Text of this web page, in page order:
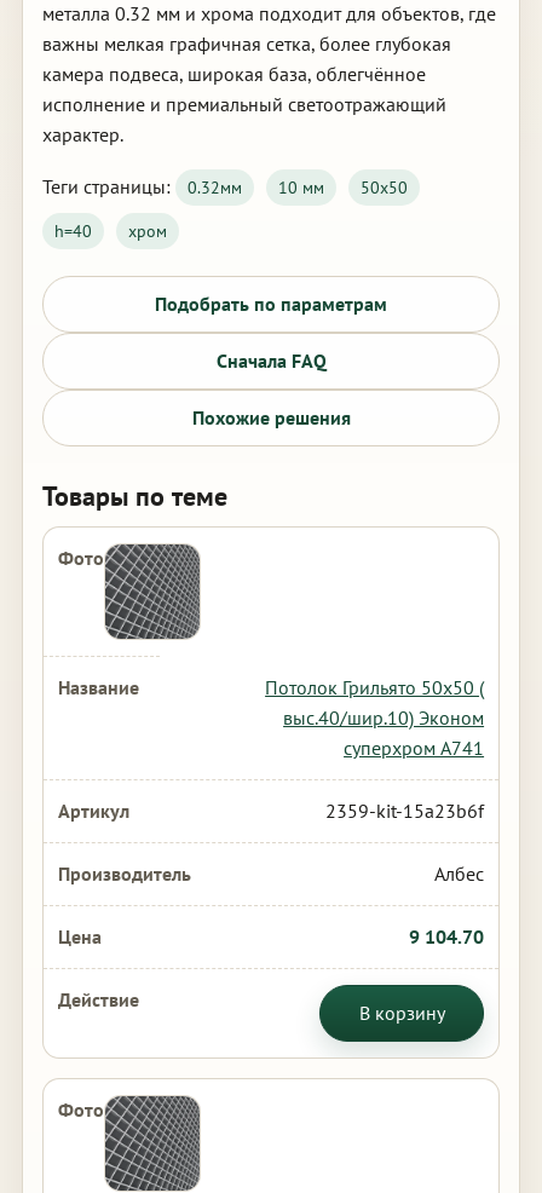
металла 0.32 мм и хрома подходит для объектов, где
важны мелкая графичная сетка, более глубокая
камера подвеса, широкая база, облегчённое
исполнение и премиальный светоотражающий
характер.
Теги страницы: 0.32мм 10 мм
50х50
h=40
хром
Подобрать по параметрам
Сначала FAQ
Похожие решения
Товары по теме
Потолок Грильято 50х50 (
выс.40/шир.10) Эконом
суперхром А741
2359-kit-15a23b6f
Албес
9 104.70
В корзину